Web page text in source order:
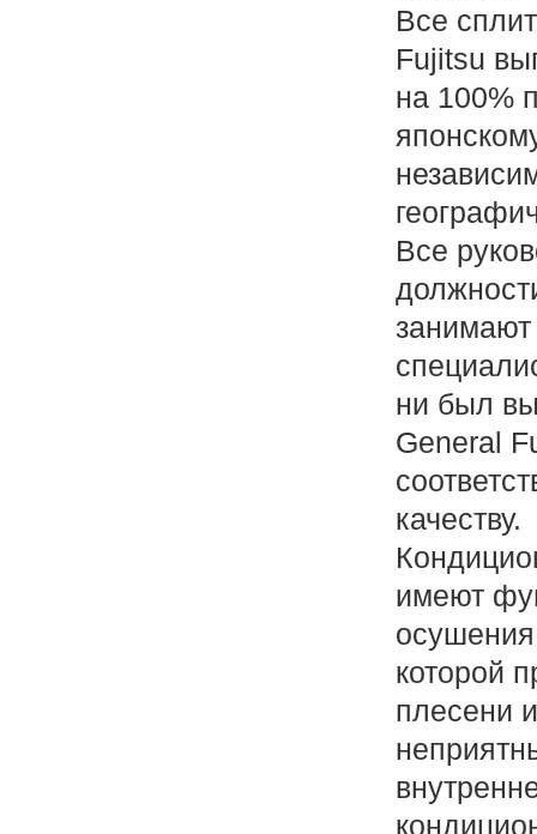
Все
Fujitsu
на 100%
Все
занимают
ни был
General
качеству.
имеют
которой
плесени